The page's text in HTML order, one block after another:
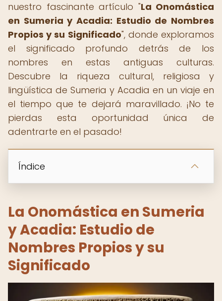
nuestro fascinante artículo "La Onomástica
en Sumeria y Acadia: Estudio de Nombres
Propios y su Significado", donde exploramos
el significado profundo detrás de los
nombres en estas antiguas culturas.
Descubre la riqueza cultural, religiosa y
lingüística de Sumeria y Acadia en un viaje en
el tiempo que te dejará maravillado. ¡No te
pierdas esta oportunidad única de
adentrarte en el pasado!
Índice
La Onomástica en Sumeria
y Acadia: Estudio de
Nombres Propios y su
Significado